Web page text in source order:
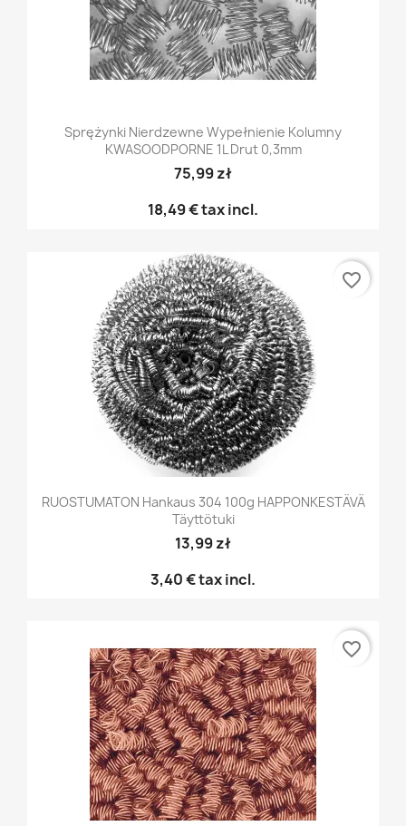
Sprężynki Nierdzewne Wypełnienie Kolumny
KWASOODPORNE 1L Drut 0,3mm
75,99 zł
18,49 €tax incl.
RUOSTUMATON Hankaus 304 100g HAPPONKESTÄVÄ
Täyttötuki
13,99 zł
3,40 €tax incl.
favorite_border
favorite_border